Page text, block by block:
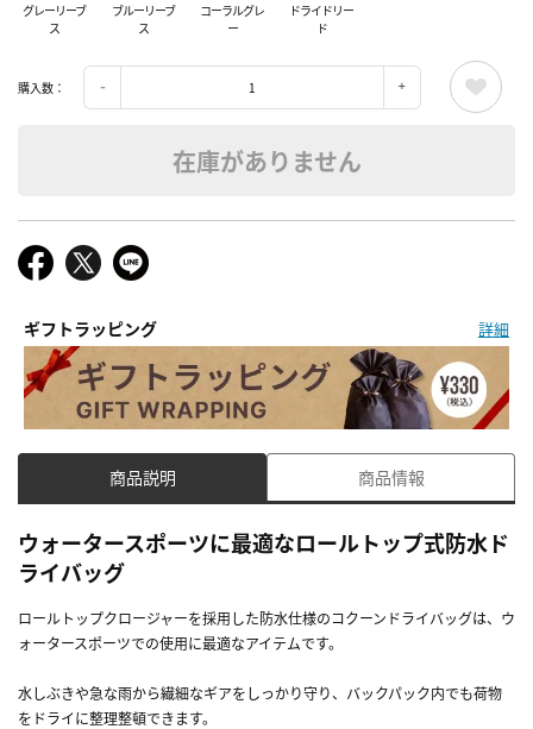
グレーリーブ
ス
ブルーリーブ
ス
コーラルグレ
ー
ドライドリー
ド
購入数：
在庫がありません
ギフトラッピング 詳細
商品説明 商品情報
ウォータースポーツに最適なロールトップ式防水ド
ライバッグ
ロールトップクロージャーを採用した防水仕様のコクーンドライバッグは、ウ
ォータースポーツでの使用に最適なアイテムです。
水しぶきや急な雨から繊細なギアをしっかり守り、バックパック内でも荷物
をドライに整理整頓できます。